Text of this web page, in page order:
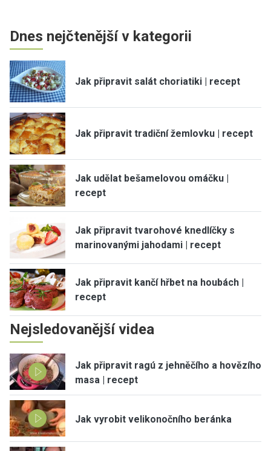
Dnes nejčtenější v kategorii
Jak připravit salát choriatiki | recept
Jak připravit tradiční žemlovku | recept
Jak udělat bešamelovou omáčku |
recept
Jak připravit tvarohové knedlíčky s
marinovanými jahodami | recept
Jak připravit kančí hřbet na houbách |
recept
Nejsledovanější videa
Jak připravit ragú z jehněčího a hovězího
masa | recept
Jak vyrobit velikonočního beránka